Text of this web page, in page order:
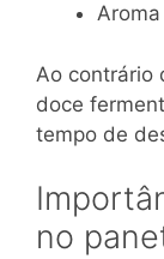
Ao contrário
doce
tempo de
no